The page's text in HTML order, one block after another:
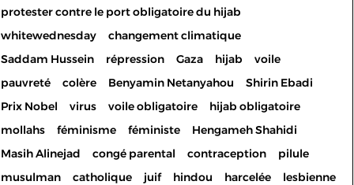
protester contre le port obligatoire du hijab
whitewednesday
changement climatique
Saddam Hussein
répression Gaza hijab
voile
pauvreté
colère Benyamin Netanyahou
Shirin Ebadi
Prix Nobel
virus voile obligatoire
hijab obligatoire
mollahs
féminisme féministe
Hengameh Shahidi
Masih Alinejad
congé parental contraception
pilule
musulman
catholique juif hindou harcelée
lesbienne